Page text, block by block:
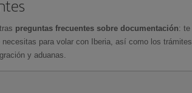
preguntas frecuentes sobre documentación: te
para volar con Iberia, así como los trámites
y aduanas.